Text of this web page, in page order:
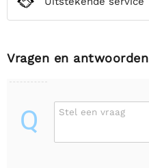
Vragen en antwoorden
Q Stel een vraag